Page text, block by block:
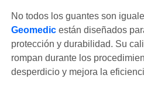
No todos los guantes son
Geomedicestán diseñados
protección y durabilidad. Su
rompan durante los
desperdicio y mejora la